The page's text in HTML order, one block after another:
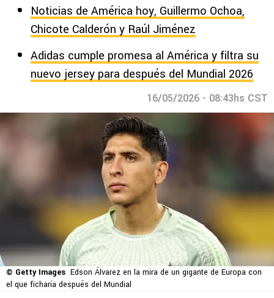
Noticias de América hoy, Guillermo Ochoa,
Chicote Calderón y Raúl Jiménez
Adidas cumple promesa al América y filtra su
nuevo jersey para después del Mundial 2026
16/05/2026 - 08:43hs CST
© Getty Images Edson Álvarez en la mira de un gigante de Europa con
el que ficharía después del Mundial